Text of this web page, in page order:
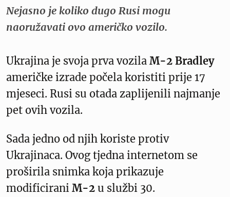
Nejasno je koliko dugo Rusi mogu
naoružavati ovo američko vozilo.
Ukrajina je svoja prva vozila M-2 Bradley
američke izrade počela koristiti prije 17
mjeseci. Rusi su otada zaplijenili najmanje
pet ovih vozila.
Sada jedno od njih koriste protiv
Ukrajinaca. Ovog tjedna internetom se
proširila snimka koja prikazuje
modificirani M-2 u službi 30.